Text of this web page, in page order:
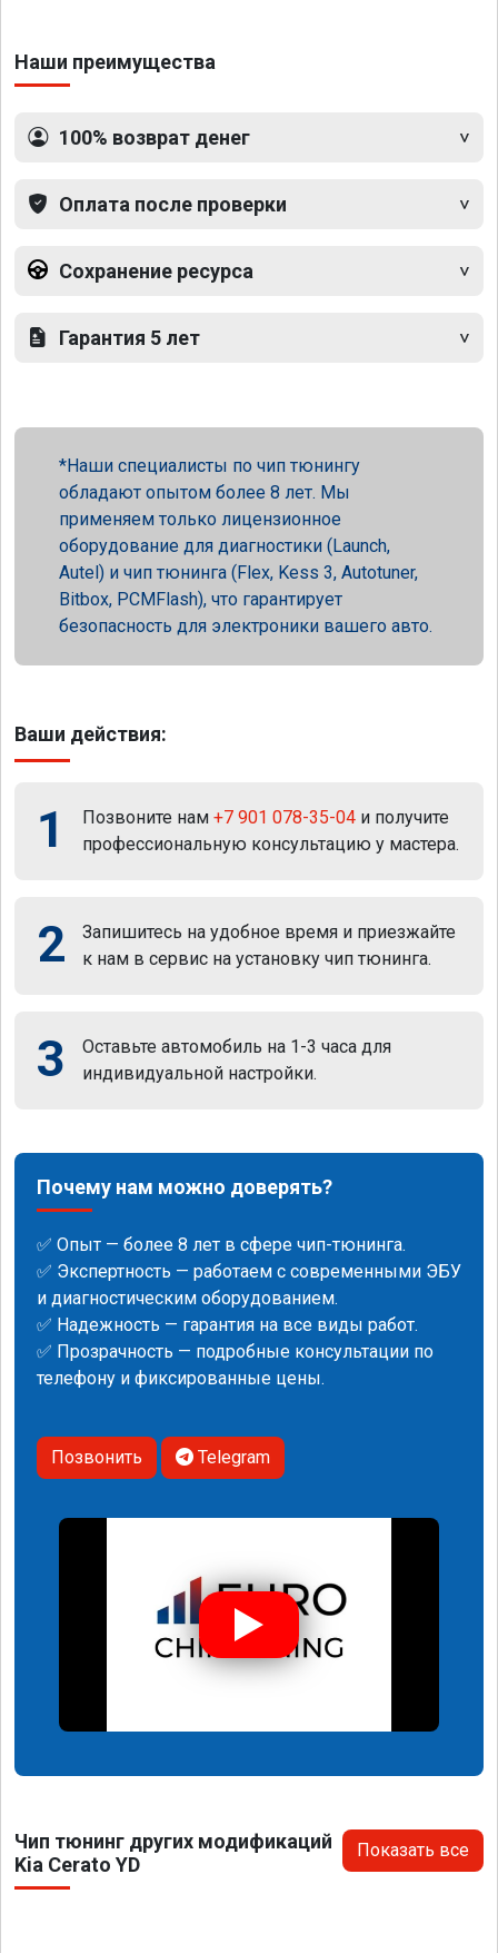
Наши преимущества
100% возврат денег
Оплата после проверки
Сохранение ресурса
Гарантия 5 лет
Наши специалисты по чип тюнингу
обладают опытом более 8 лет. Мы
применяем только лицензионное
оборудование для диагностики (Launch,
Autel) и чип тюнинга (Flex, Kess 3, Autotuner,
Bitbox, PCMFlash), что гарантирует
безопасность для электроники вашего авто.
Ваши действия:
1 Позвоните нам +7 901 078-35-04 и получите
профессиональную консультацию у мастера.
2
Запишитесь на удобное время и приезжайте
к нам в сервис на установку чип тюнинга.
3
Оставьте автомобиль на 1-3 часа для
индивидуальной настройки.
Почему нам можно доверять?
✅ Опыт — более 8 лет в сфере чип-тюнинга.
✅ Экспертность — работаем с современными ЭБУ
и диагностическим оборудованием.
✅ Надежность — гарантия на все виды работ.
✅ Прозрачность — подробные консультации по
телефону и фиксированные цены.
Позвонить Telegram
Чип тюнинг других модификаций
Kia Cerato YD
Показать все